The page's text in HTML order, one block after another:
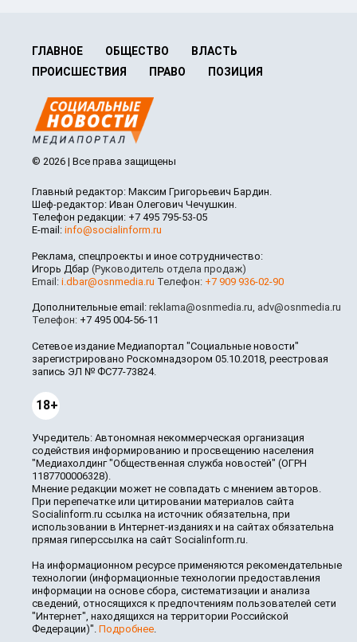
ГЛАВНОЕ ОБЩЕСТВО
ВЛАСТЬ
ПРОИСШЕСТВИЯ
ПРАВО ПОЗИЦИЯ
© 2026 | Все права защищены
Главный редактор: Максим Григорьевич Бардин.
Шеф-редактор: Иван Олегович Чечушкин.
Телефон редакции: +7 495 795-53-05
E-mail: info@socialinform.ru
Реклама, спецпроекты и иное сотрудничество:
Игорь Дбар (Руководитель отдела продаж)
Email: i.dbar@osnmedia.ru Телефон: +7 909 936-02-90
Дополнительные email: reklama@osnmedia.ru, adv@osnmedia.ru
Телефон: +7 495 004-56-11
Сетевое издание Медиапортал "Социальные новости"
зарегистрировано Роскомнадзором 05.10.2018, реестровая
запись ЭЛ № ФС77-73824.
18+
Учредитель: Автономная некоммерческая организация
содействия информированию и просвещению населения
"Медиахолдинг "Общественная служба новостей" (ОГРН
1187700006328).
Мнение редакции может не совпадать с мнением авторов.
При перепечатке или цитировании материалов сайта
Socialinform.ru ссылка на источник обязательна, при
использовании в Интернет-изданиях и на сайтах обязательна
прямая гиперссылка на сайт Socialinform.ru.
На информационном ресурсе применяются рекомендательные
технологии (информационные технологии предоставления
информации на основе сбора, систематизации и анализа
сведений, относящихся к предпочтениям пользователей сети
"Интернет", находящихся на территории Российской
Федерации)". Подробнее.